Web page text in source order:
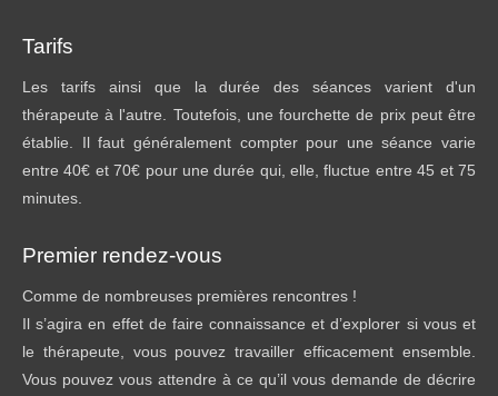
Tarifs
Les tarifs ainsi que la durée des séances varient d'un
thérapeute à l'autre. Toutefois, une fourchette de prix peut être
établie. Il faut généralement compter pour une séance varie
entre 40€ et 70€ pour une durée qui, elle, fluctue entre 45 et 75
minutes.
Premier rendez-vous
Comme de nombreuses premières rencontres !
Il s’agira en effet de faire connaissance et d’explorer si vous et
le thérapeute, vous pouvez travailler efficacement ensemble.
Vous pouvez vous attendre à ce qu’il vous demande de décrire